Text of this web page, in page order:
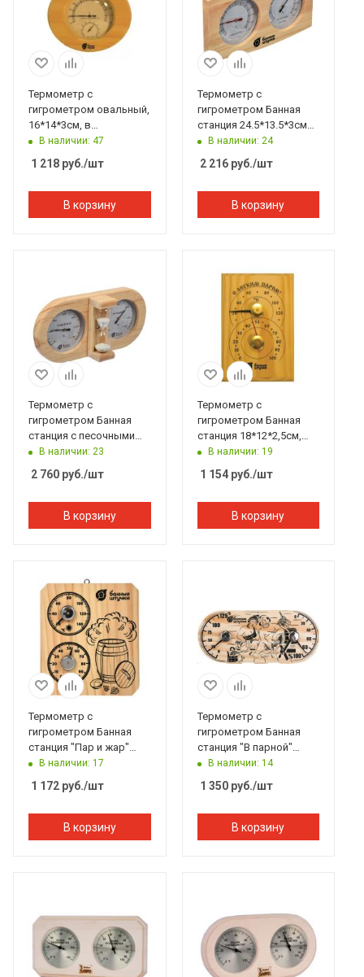
Термометр с
гигрометром овальный,
16*14*3см, в
дерев.корпусе Банные
В наличии: 47
1 218 руб./шт
В корзину
Термометр с
гигрометром Банная
станция 24.5*13.5*3см
Банные штучки
В наличии: 24
2 216руб./шт
В корзину
Термометр с
гигрометром Банная
станция с песочными
часами 27*13,8*7,5 см
Банные штучки
В наличии: 23
2 760 руб./шт
В корзину
Термометр с
гигрометром Банная
станция 18*12*2,5см,
Банные штучки
В наличии: 19
1 154руб./шт
В корзину
Термометр с
гигрометром Банная
станция "Пар и жар"
15*17*2,5 см Банные
В наличии: 17
1 172 руб./шт
В корзину
Термометр с
гигрометром Банная
станция "В парной"
25*11 см Банные штучки
В наличии: 14
1 350руб./шт
В корзину